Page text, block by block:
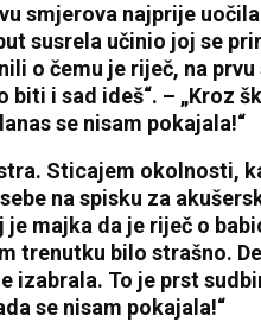
smjerova najprije
susrela učinio joj se
o čemu je riječ, na prvu
i sad ideš“. – „Kroz
se nisam pokajala!“
Sticajem okolnosti,
na spisku za
majka da je riječ o
trenutku bilo strašno.
izabrala. To je prst
se nisam pokajala!“